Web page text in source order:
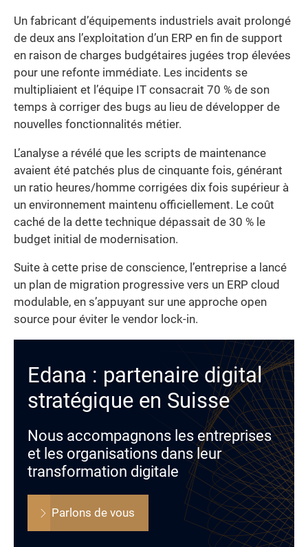
Un fabricant d’équipements industriels avait prolongé
de deux ans l’exploitation d’un ERP en fin de support
en raison de charges budgétaires jugées trop élevées
pour une refonte immédiate. Les incidents se
multipliaient et l’équipe IT consacrait 70 % de son
temps à corriger des bugs au lieu de développer de
nouvelles fonctionnalités métier.
L’analyse a révélé que les scripts de maintenance
avaient été patchés plus de cinquante fois, générant
un ratio heures/homme corrigées dix fois supérieur à
un environnement maintenu officiellement. Le coût
caché de la dette technique dépassait de 30 % le
budget initial de modernisation.
Suite à cette prise de conscience, l’entreprise a lancé
un plan de migration progressive vers un ERP cloud
modulable, en s’appuyant sur une approche open
source pour éviter le vendor lock-in.
Edana : partenaire digital
stratégique en Suisse
Nous accompagnons les entreprises
et les organisations dans leur
transformation digitale
Parlons de vous